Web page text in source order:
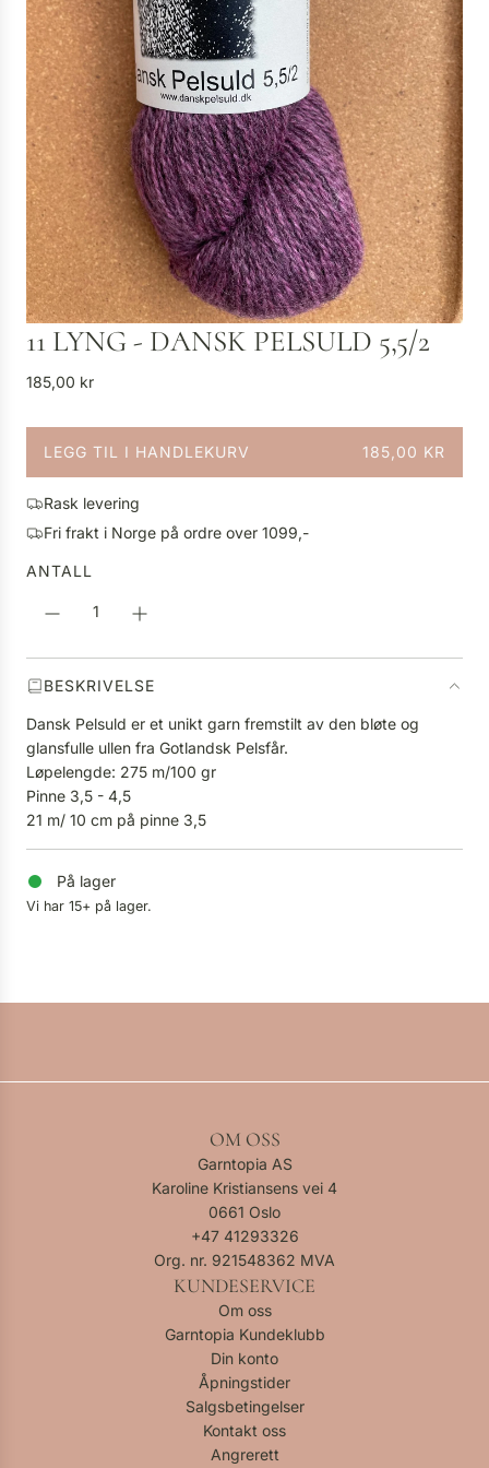
11 LYNG - DANSK PELSULD 5,5/2
V
n
i
g
p
i
185,00 kr
LEGG TIL I HANDLEKURV 185,00 KR
L
S
T
R
.
Rask levering
Fri frakt i Norge på ordre over 1099,-
ANTALL
BESKRIVELSE
Dansk Pelsuld er et unikt garn fremstilt av den bløte og
glansfulle ullen fra Gotlandsk Pelsfår.
Løpelengde: 275 m/100 gr
Pinne 3,5 - 4,5
21 m/ 10 cm på pinne 3,5
På lager
Vi har 15+ på lager.
OM OSS
Garntopia AS
Karoline Kristiansens vei 4
0661 Oslo
+47 41293326
Org. nr. 921548362 MVA
KUNDESERVICE
Om oss
Garntopia Kundeklubb
Din konto
Åpningstider
Salgsbetingelser
Kontakt oss
Angrerett